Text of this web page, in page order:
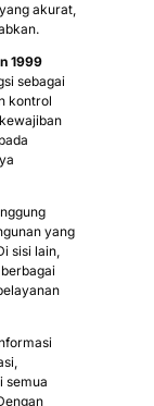
akurat,
1999
sebagai
kontrol
yang
sisi lain,
semua